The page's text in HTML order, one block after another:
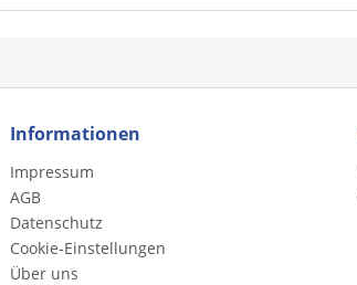
Informationen
Impressum
AGB
Datenschutz
Cookie-Einstellungen
Über uns